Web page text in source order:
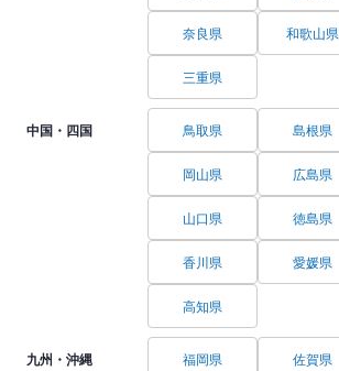
奈良県 和歌山県
三重県
中国・四国 鳥取県 島根県
岡山県 広島県
山口県 徳島県
香川県 愛媛県
高知県
九州・沖縄 福岡県 佐賀県